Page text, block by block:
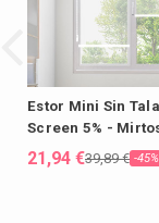
Estor Mini Sin
Screen 5% -
21,94 €39,89 € -45%